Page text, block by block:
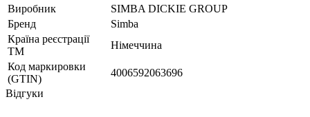
Виробник
SIMBA DICKIE GROUP
Бренд
Simba
Країна реєстрації
ТМ
Німеччина
Код маркировки
(GTIN)
4006592063696
Відгуки